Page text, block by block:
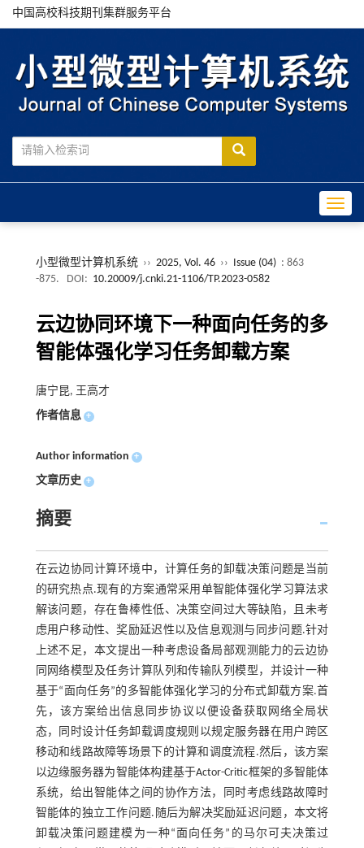
中国高校科技期刊集群服务平台
小型微型计算机系统 ›› 2025, Vol. 46 ›› Issue (04) : 863
-875.
DOI: 10.20009/j.cnki.21-1106/TP.2023-0582
云边协同环境下一种面向任务的多
智能体强化学习任务卸载方案
唐宁昆, 王高才
作者信息 +
Author information +
文章历史 +
摘要
在云边协同计算环境中，计算任务的卸载决策问题是当前
的研究热点.现有的方案通常采用单智能体强化学习算法求
解该问题，存在鲁棒性低、决策空间过大等缺陷，且未考
虑用户移动性、奖励延迟性以及信息观测与同步问题.针对
上述不足，本文提出一种考虑设备局部观测能力的云边协
同网络模型及任务计算队列和传输队列模型，并设计一种
基于“面向任务”的多智能体强化学习的分布式卸载方案.首
先，该方案给出信息同步协议以便设备获取网络全局状
态，同时设计任务卸载调度规则以规定服务器在用户跨区
移动和线路故障等场景下的计算和调度流程.然后，该方案
以边缘服务器为智能体构建基于Actor-Critic框架的多智能体
系统，给出智能体之间的协作方法，同时考虑线路故障时
智能体的独立工作问题.随后为解决奖励延迟问题，本文将
卸载决策问题建模为一种“面向任务”的马尔可夫决策过